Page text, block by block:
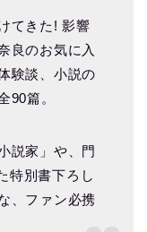
てきた! 影響
良のお気に入
験談、小説の
90篇。
説家」や、門
特別書下ろし
、ファン必携